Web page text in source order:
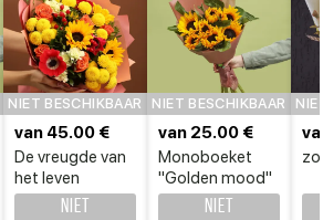
NIET BESCHIKBAAR
De vreugde van
het leven
van 45.00 €
Niet
NIET BESCHIKBAAR
Monoboeket
"Golden mood"
van 25.00 €
Niet